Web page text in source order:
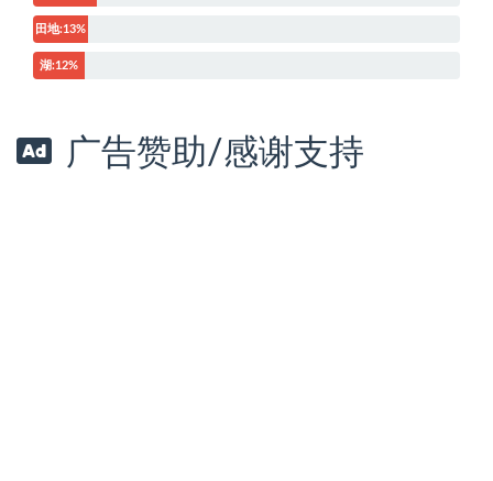
田地:13%
湖:12%
广告赞助/感谢支持